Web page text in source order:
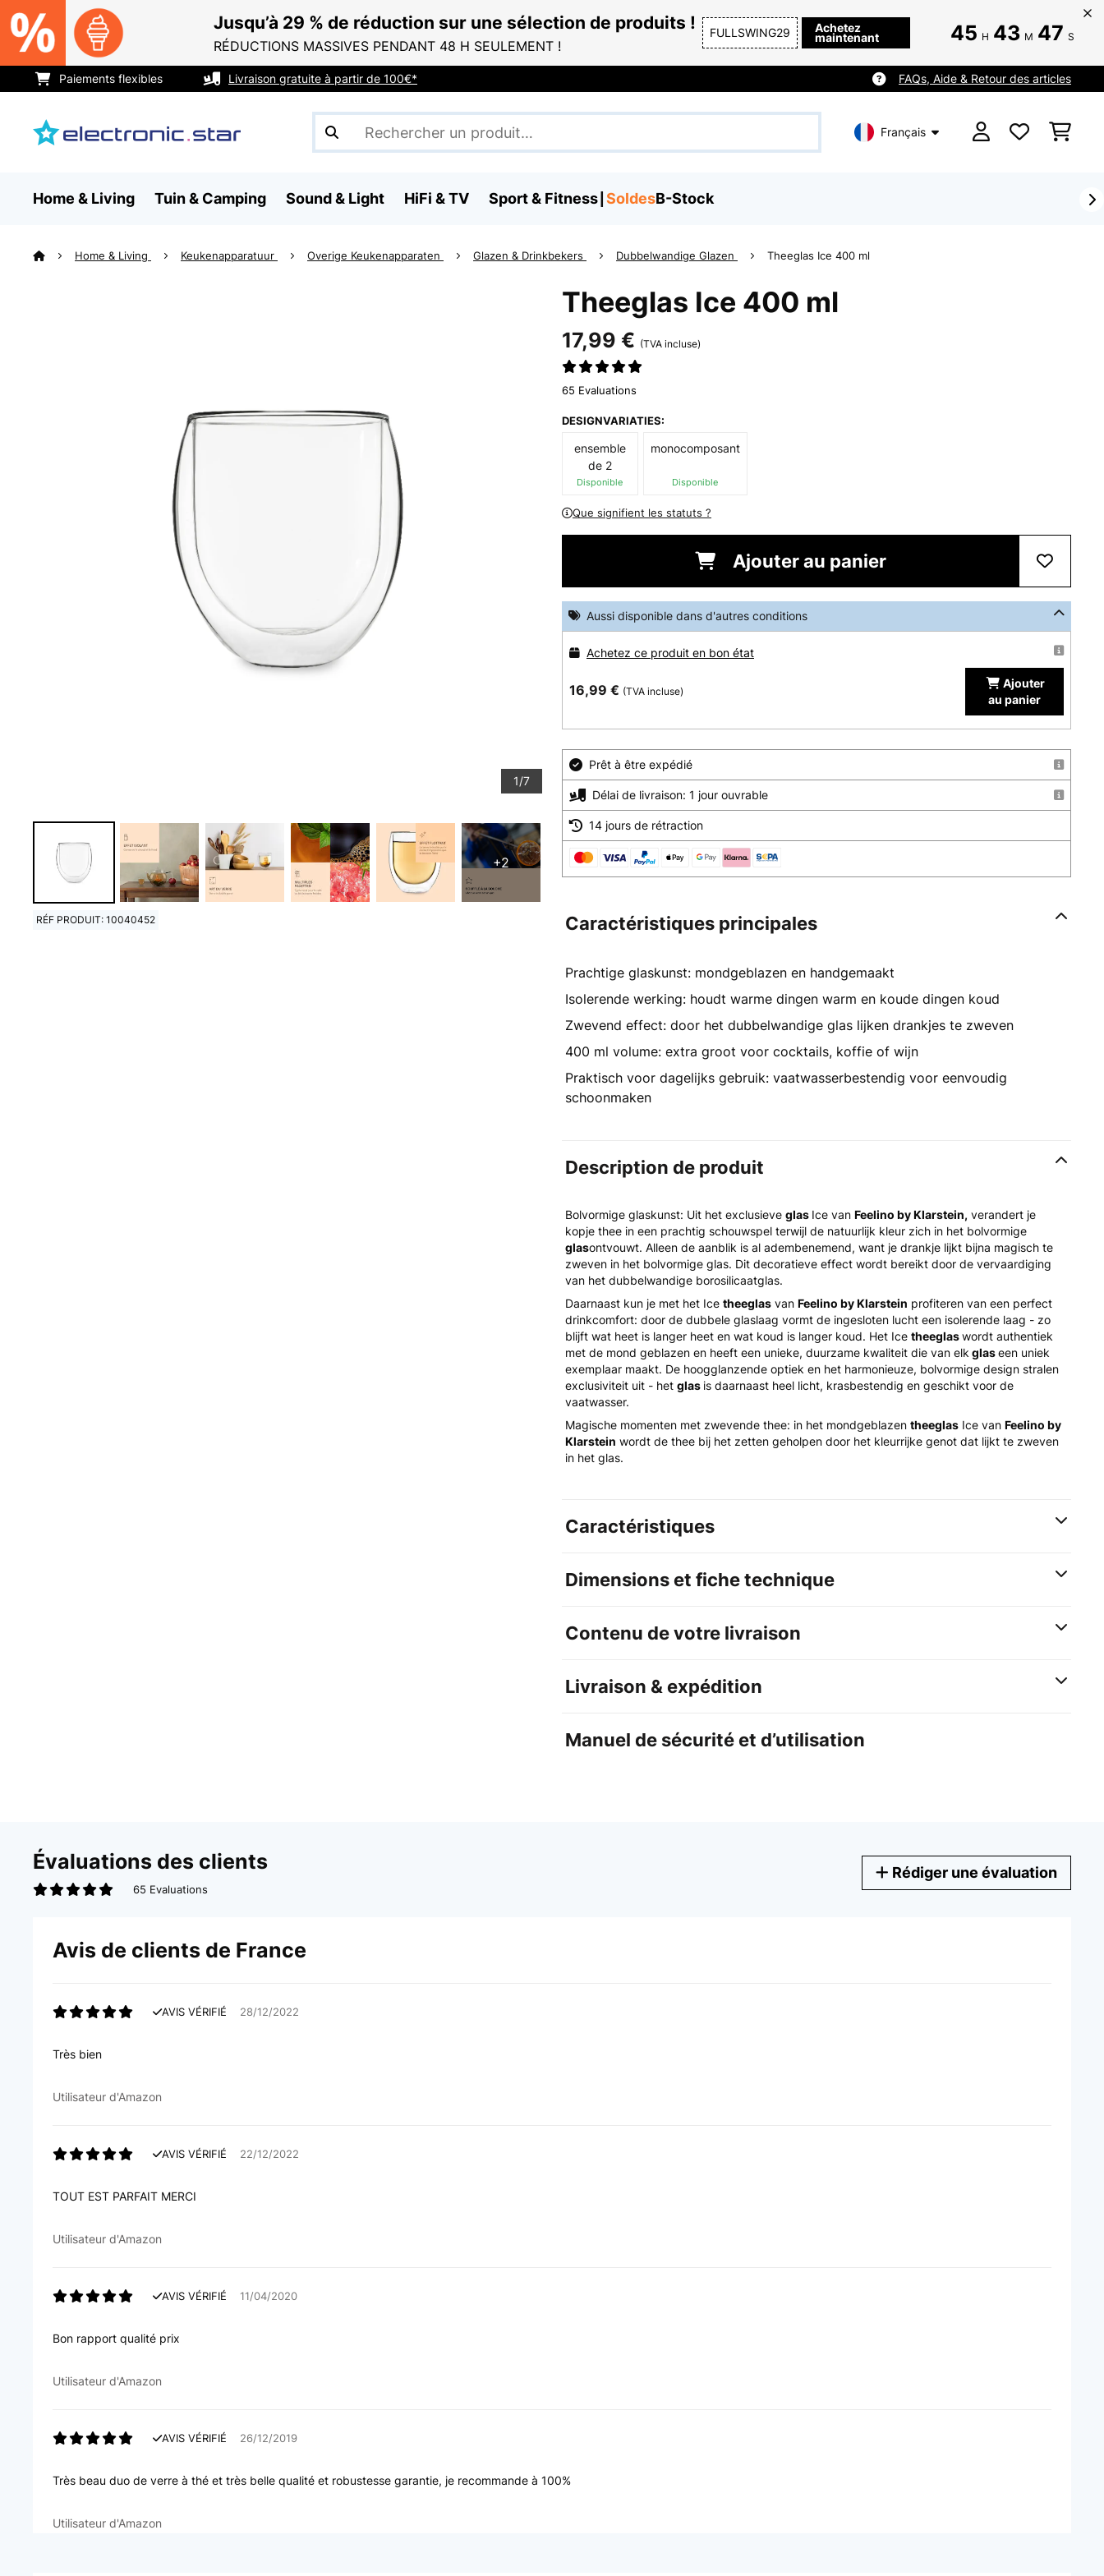
Jusqu’à 29 % de réduction sur une sélection de produits !
RÉDUCTIONS MASSIVES PENDANT 48 H SEULEMENT !
FULLSWING29 Achetez
maintenant 45 H 43 M 46 S
Paiements flexibles Livraison gratuite à partir de 100€* FAQs, Aide & Retour des articles
Français
Home & Living Tuin & Camping Sound & Light HiFi & TV Sport & Fitness SoldesB-Stock
Home & Living Keukenapparatuur Overige Keukenapparaten Glazen & Drinkbekers Dubbelwandige Glazen Theeglas Ice 400 ml
1/7
+2
RÉF PRODUIT: 10040452
Theeglas Ice 400 ml
17,99 € (TVA incluse)
65 Evaluations
DESIGNVARIATIES:
ensemble
de 2
Disponible
monocomposant
Disponible
Que signifient les statuts ?
Ajouter au panier
Aussi disponible dans d'autres conditions
Achetez ce produit en bon état
16,99 € (TVA incluse)
Ajouter
au panier
Prêt à être expédié
Délai de livraison: 1 jour ouvrable
14 jours de rétraction
Caractéristiques principales
Prachtige glaskunst: mondgeblazen en handgemaakt
Isolerende werking: houdt warme dingen warm en koude dingen koud
Zwevend effect: door het dubbelwandige glas lijken drankjes te zweven
400 ml volume: extra groot voor cocktails, koffie of wijn
Praktisch voor dagelijks gebruik: vaatwasserbestendig voor eenvoudig
schoonmaken
Description de produit
Bolvormige glaskunst: Uit het exclusieve glas Ice van Feelino by Klarstein, verandert je
kopje thee in een prachtig schouwspel terwijl de natuurlijk kleur zich in het bolvormige
glasontvouwt. Alleen de aanblik is al adembenemend, want je drankje lijkt bijna magisch te
zweven in het bolvormige glas. Dit decoratieve effect wordt bereikt door de vervaardiging
van het dubbelwandige borosilicaatglas.
Daarnaast kun je met het Ice theeglas van Feelino by Klarstein profiteren van een perfect
drinkcomfort: door de dubbele glaslaag vormt de ingesloten lucht een isolerende laag - zo
blijft wat heet is langer heet en wat koud is langer koud. Het Ice theeglaswordt authentiek
met de mond geblazen en heeft een unieke, duurzame kwaliteit die van elk glaseen uniek
exemplaar maakt. De hoogglanzende optiek en het harmonieuze, bolvormige design stralen
exclusiviteit uit - het glas is daarnaast heel licht, krasbestendig en geschikt voor de
vaatwasser.
Magische momenten met zwevende thee: in het mondgeblazen theeglas Ice van Feelino by
Klarstein wordt de thee bij het zetten geholpen door het kleurrijke genot dat lijkt te zweven
in het glas.
Caractéristiques
Dimensions et fiche technique
Contenu de votre livraison
Livraison & expédition
Manuel de sécurité et d’utilisation
Évaluations des clients
65 Evaluations
Rédiger une évaluation
Avis de clients de France
AVIS VÉRIFIÉ 28/12/2022
Très bien
Utilisateur d'Amazon
AVIS VÉRIFIÉ 22/12/2022
TOUT EST PARFAIT MERCI
Utilisateur d'Amazon
AVIS VÉRIFIÉ 11/04/2020
Bon rapport qualité prix
Utilisateur d'Amazon
AVIS VÉRIFIÉ 26/12/2019
Très beau duo de verre à thé et très belle qualité et robustesse garantie, je recommande à 100%
Utilisateur d'Amazon